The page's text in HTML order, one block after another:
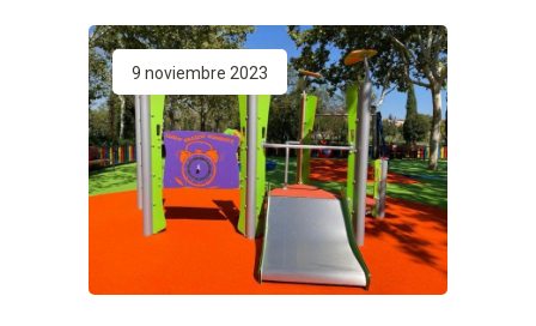
9 noviembre 2023